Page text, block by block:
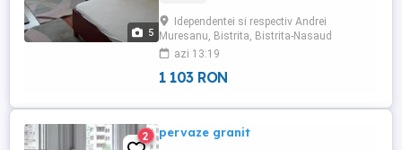
5
apartamentul cu doua camere situat la
etajul 2 pe Str.Ansrei Muresanu este de
210 euro iar cel cu patru camere ...
Idependentei si respectiv Andrei
Muresanu, Bistrita, Bistrita-Nasaud
azi 13:19
1 103 RON
2 pervaze granit